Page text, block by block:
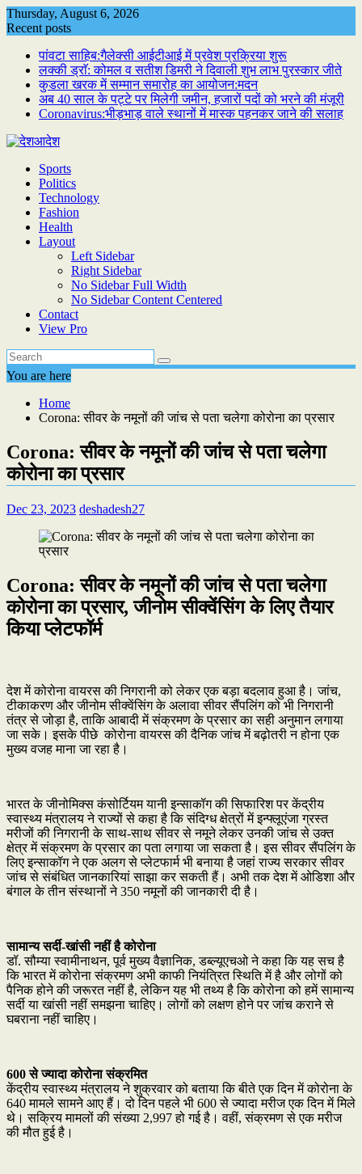
Skip
to
Thursday, August 6, 2026
Recent posts
पांवटा साहिब:गैलेक्सी आईटीआई में प्रवेश प्रक्रिया शुरू
लक्की ड्राॅ: कोमल व सतीश डिमरी ने दिवाली शुभ लाभ पुरस्कार जीते
कुडला खरक में सम्मान समारोह का आयोजन:मदन
अब 40 साल के पट्टे पर मिलेगी जमीन, हजारों पदों को भरने की मंजूरी
Coronavirus:भीड़भाड़ वाले स्थानों में मास्क पहनकर जाने की सलाह
Sports
Politics
Technology
Fashion
Health
Layout
Left Sidebar
Right Sidebar
No Sidebar Full Width
No Sidebar Content Centered
Contact
View Pro
You are here
Home
Corona: सीवर के नमूनों की जांच से पता चलेगा कोरोना का प्रसार
Corona: सीवर के नमूनों की जांच से पता चलेगा
कोरोना का प्रसार
Dec 23, 2023 deshadesh27
Corona: सीवर के नमूनों की जांच से पता चलेगा
कोरोना का प्रसार, जीनोम सीक्वेंसिंग के लिए तैयार
किया प्लेटफॉर्म
देश में कोरोना वायरस की निगरानी को लेकर एक बड़ा बदलाव हुआ है। जांच,
टीकाकरण और जीनोम सीक्वेंसिंग के अलावा सीवर सैंपलिंग को भी निगरानी
तंत्र से जोड़ा है, ताकि आबादी में संक्रमण के प्रसार का सही अनुमान लगाया
जा सके। इसके पीछे कोरोना वायरस की दैनिक जांच में बढ़ोतरी न होना एक
मुख्य वजह माना जा रहा है।
भारत के जीनोमिक्स कंसोर्टियम यानी इन्साकॉग की सिफारिश पर केंद्रीय
स्वास्थ्य मंत्रालय ने राज्यों से कहा है कि संदिग्ध क्षेत्रों में इन्फ्लूएंजा ग्रस्त
मरीजों की निगरानी के साथ-साथ सीवर से नमूने लेकर उनकी जांच से उक्त
क्षेत्र में संक्रमण के प्रसार का पता लगाया जा सकता है। इस सीवर सैंपलिंग के
लिए इन्साकॉग ने एक अलग से प्लेटफार्म भी बनाया है जहां राज्य सरकार सीवर
जांच से संबंधित जानकारियां साझा कर सकती हैं। अभी तक देश में ओडिशा और
बंगाल के तीन संस्थानों ने 350 नमूनों की जानकारी दी है।
सामान्य सर्दी-खांसी नहीं है कोरोना
डॉ. सौम्या स्वामीनाथन, पूर्व मुख्य वैज्ञानिक, डब्ल्यूएचओ ने कहा कि यह सच है
कि भारत में कोरोना संक्रमण अभी काफी नियंत्रित स्थिति में है और लोगों को
पैनिक होने की जरूरत नहीं है, लेकिन यह भी तथ्य है कि कोरोना को हमें सामान्य
सर्दी या खांसी नहीं समझना चाहिए। लोगों को लक्षण होने पर जांच कराने से
घबराना नहीं चाहिए।
600 से ज्यादा कोरोना संक्रमित
केंद्रीय स्वास्थ्य मंत्रालय ने शुक्रवार को बताया कि बीते एक दिन में कोरोना के
640 मामले सामने आए हैं। दो दिन पहले भी 600 से ज्यादा मरीज एक दिन में मिले
थे। सक्रिय मामलों की संख्या 2,997 हो गई है। वहीं, संक्रमण से एक मरीज
की मौत हुई है।